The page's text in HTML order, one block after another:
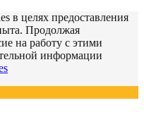
в целях предоставления
Продолжая
на работу с этими
информации